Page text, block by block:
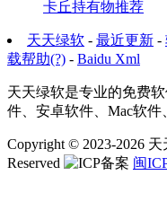
卡丘持有物推荐
天天绿软 - 最近更新 -
载帮助(?) - Baidu Xml
天天绿软是专业的免费
件、安卓软件、Mac软件
Copyright © 2023-2026 天
Reserved
闽